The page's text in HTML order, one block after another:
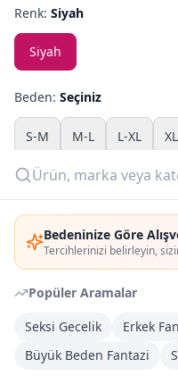
Bedeninize Göre
Tercihlerinizi belirleyin,
Popüler Aramalar
Seksi Gecelik
Erkek
Büyük Beden Fantazi
Yazlık Pijama
Kampanyalar
Yeni Gelenler
OUTLET
Giriş Yap
Üye Ol
Renk: Siyah
Siyah
Beden: Seçiniz
S-M M-L L-XL
Adet:
Kargoya Teslim
Bayram tatili sonrasında